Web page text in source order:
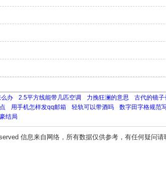
办 2.5平方线能带几匹空调 力挽狂澜的意思 古代的镜
用手机怎样发qq邮箱 轻轨可以带酒吗 数字田字格规范
结局
信息来自网络，所有数据仅供参考，有任何疑问请